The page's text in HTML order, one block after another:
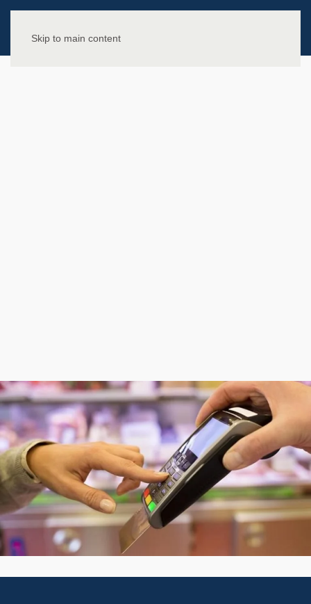
Skip to main content